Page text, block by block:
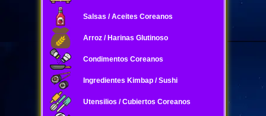
Salsas / Aceites Coreanos
Arroz / Harinas Glutinoso
Condimentos Coreanos
Ingredientes Kimbap / Sushi
Utensilios / Cubiertos Coreanos